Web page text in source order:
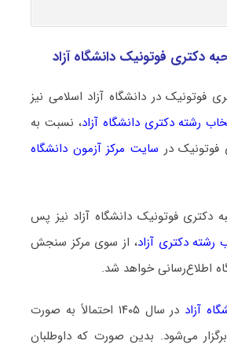
دکتری فوتونیک دانشگاه آزاد
فوتونیک در دانشگاه آزاد اسلامی نیز
رشته دکتری دانشگاه آزاد، نسبت به
فوتونیک در سایت مرکز آزمون دانشگاه
دکتری فوتونیک دانشگاه آزاد نیز پس
رشته دکتری آزاد، از سوی مرکز سنجش
اطلاع‌رسانی خواهد شد.
آزاد
در سال ۱۴۰۵ احتمالاً به صورت
می‌شود. بدین صورت که داوطلبان